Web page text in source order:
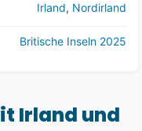
Irland und
Irland, Nordirland
Britische Inseln 2025